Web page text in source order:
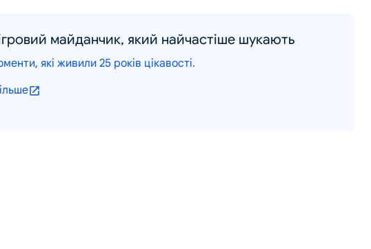
майданчик, який найчастіше шукають
які живили 25 років цікавості.